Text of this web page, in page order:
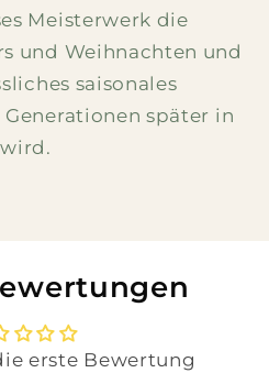
Meisterwerk die
und Weihnachten und
saisonales
später in
erste Bewertung